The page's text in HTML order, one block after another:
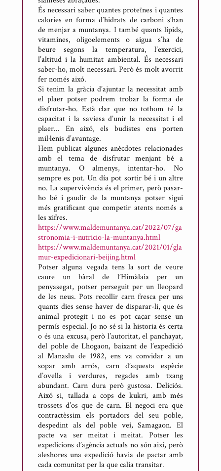
l
i
c
a
t
p
e
r
A
n
t
o
n
i
R
i
c
a
r
t
d
e
M
e
s
o
n
e
s
És necessari saber quantes proteïnes i quantes
calories en forma d’hidrats de carboni s’han
de menjar a muntanya. I també quants lípids,
vitamines, oligoelements o aigua s’ha de
beure segons la temperatura, l’exercici,
l’altitud i la humitat ambiental. És necessari
saber-ho, molt necessari. Però és molt avorrit
fer només aixó.
Si tenim la gràcia d’ajuntar la necessitat amb
el plaer potser podrem trobar la forma de
disfrutar-ho. Està clar que no tothom té la
capacitat i la saviesa d’unir la necessitat i el
plaer... En aixó, els budistes ens porten
mil·lenis d’avantage.
Hem publicat algunes anècdotes relacionades
amb el tema de disfrutar menjant bé a
muntanya. O almenys, intentar-ho. No
sempre es pot. Un día pot sortir bé i un altre
no. La supervivència és el primer, però pasar-
ho bé i gaudir de la muntanya potser sigui
més gratificant que competir atents només a
les xifres.
https://www.maldemuntanya.cat/2022/07/ga
stronomia-i-nutricio-la-muntanya.html
https://www.maldemuntanya.cat/2021/01/gla
mur-expedicionari-beijing.html
Potser alguna vegada tens la sort de veure
caure un bàral de l’Himàlaia per un
penyasegat, potser perseguit per un lleopard
de les neus. Pots recollir carn fresca per uns
quants dies sense haver de disparar-li, que és
animal protegit i no es pot caçar sense un
permís especial. Jo no sé si la historia és certa
o és una excusa, però l’autoritat, el panchayat,
del poble de Lhogaon, baixant de l’expedició
al Manaslu de 1982, ens va convidar a un
sopar amb arrós, carn d’aquesta espècie
d’ovella i verdures, regades amb txang
abundant. Carn dura però gustosa. Deliciós.
Aixó si, tallada a cops de kukri, amb més
trossets d’os que de carn. El negoci era que
contractèssim els portadors del seu poble,
despedint als del poble veí, Samagaon. El
pacte va ser meitat i meitat. Potser les
expedicions d’agència actuals no són així, però
aleshores una expedició havia de pactar amb
cada comunitat per la que calia transitar.